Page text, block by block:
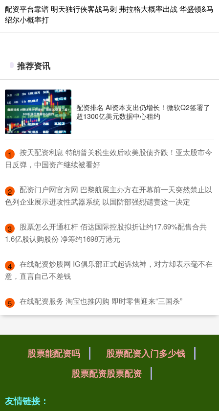
配资平台靠谱 明天独行侠客战马刺 弗拉格大概率出战 华盛顿&马
绍尔小概率打
推荐资讯
配资排名 AI资本支出仍增长！微软Q2签署了
超1300亿美元数据中心租约
1
​按天配资利息 特朗普关税生效后欧美股债齐跌！亚太股市今
日反弹，中国资产继续被看好
2
​配资门户网官方网 巴黎航展主办方在开幕前一天突然禁止以
色列企业展示进攻性武器系统 以国防部强烈谴责这一决定
3
​股票怎么开通杠杆 佰达国际控股拟折让约17.69%配售合共
1.6亿股认购股份 净筹约1698万港元
4
​在线配资炒股网 IG俱乐部正式起诉炫神，对方却表示毫不在
意，直言自己不差钱
5 ​在线配资服务 淘宝也推闪购 即时零售迎来“三国杀”
股票能配资吗
股票配资入门多少钱
股票配资股票配资
友情链接：